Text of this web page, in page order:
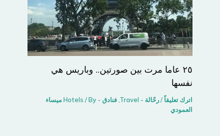
٢٥ عاما مرت بين صورتين.. وباريس هي
نفسها
اترك تعليقاً /رحّالة - Travel ,فنادق - Hotels/ By
ميساء
العمودي